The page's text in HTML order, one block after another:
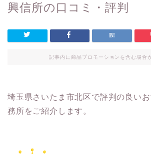
興信所の口コミ・評判
記事内に商品プロモーションを含む場合
埼玉県さいたま市北区で評判の良い
務所をご紹介します。